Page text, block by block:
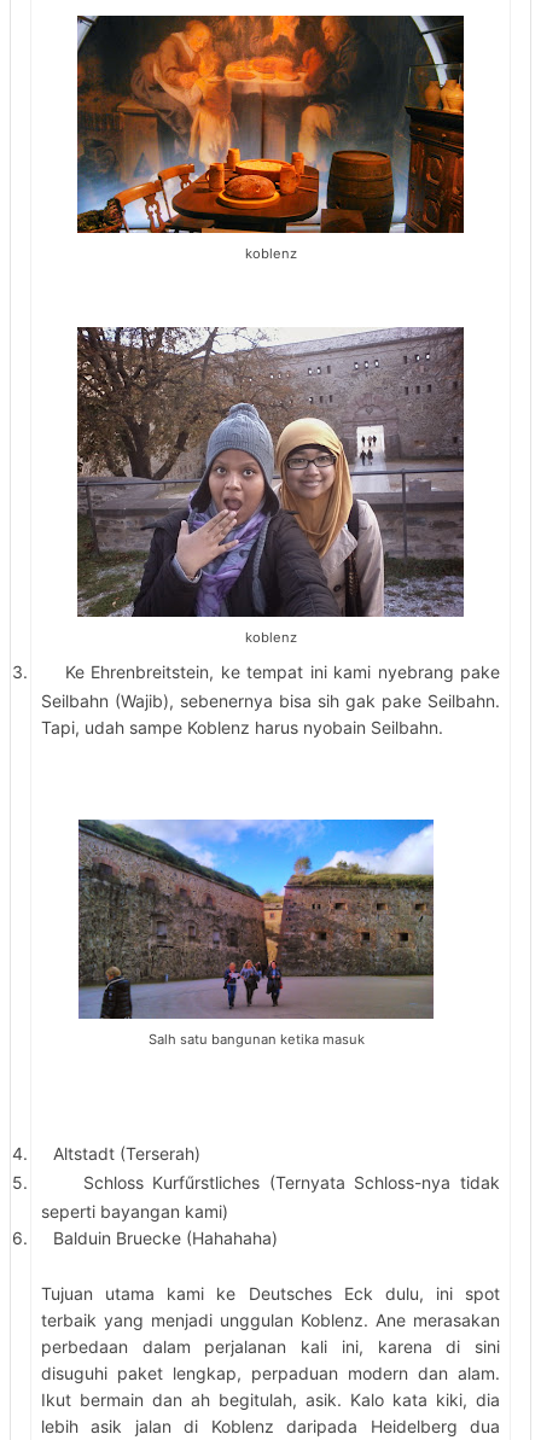
koblenz
koblenz
3.
Ke Ehrenbreitstein, ke tempat ini kami nyebrang pake
Seilbahn (Wajib), sebenernya bisa sih gak pake Seilbahn.
Tapi, udah sampe Koblenz harus nyobain Seilbahn.
Salh satu bangunan ketika masuk
4.
Altstadt (Terserah)
5.
Schloss Kurfűrstliches (Ternyata Schloss-nya tidak
seperti bayangan kami)
6.
Balduin Bruecke (Hahahaha)
Tujuan utama kami ke Deutsches Eck dulu, ini spot
terbaik yang menjadi unggulan Koblenz. Ane merasakan
perbedaan dalam perjalanan kali ini, karena di sini
disuguhi paket lengkap, perpaduan modern dan alam.
Ikut bermain dan ah begitulah, asik. Kalo kata kiki, dia
lebih asik jalan di Koblenz daripada Heidelberg dua